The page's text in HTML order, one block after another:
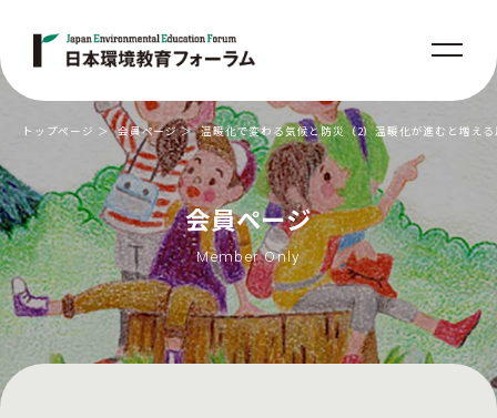
会員ページ
Member Only
トップページ 会員ページ 温暖化で変わる気候と防災（2）温暖化が進むと増え